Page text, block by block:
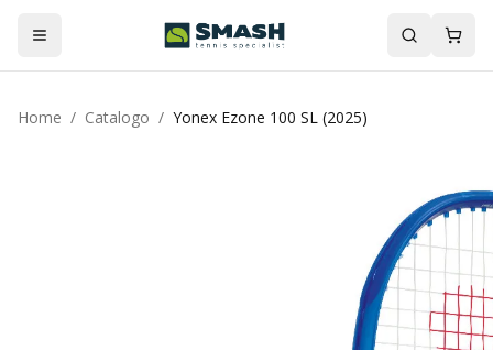
Home / Catalogo / Yonex Ezone 100 SL (2025)